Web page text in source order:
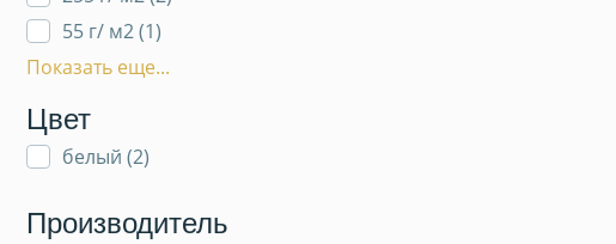
55 г/ м2 (1)
Показать еще...
Цвет
белый (2)
Производитель